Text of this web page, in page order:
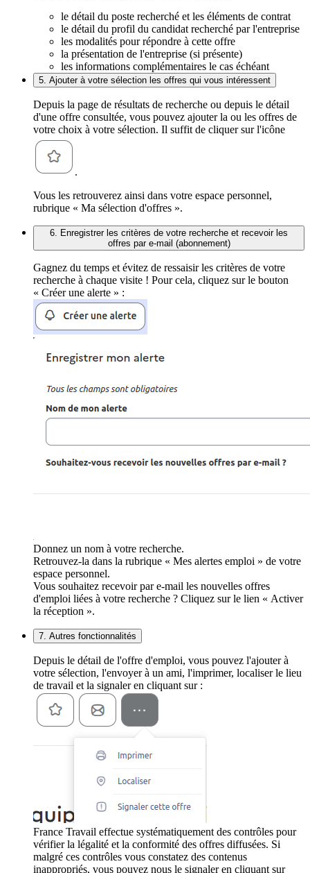
le détail du poste recherché et les éléments de contrat
le détail du profil du candidat recherché par l'entreprise
les modalités pour répondre à cette offre
la présentation de l'entreprise (si présente)
les informations complémentaires le cas échéant
5. Ajouter à votre sélection les offres qui vous intéressent
Depuis la page de résultats de recherche ou depuis le détail
d'une offre consultée, vous pouvez ajouter la ou les offres de
votre choix à votre sélection. Il suffit de cliquer sur l'icône
.
Vous les retrouverez ainsi dans votre espace personnel,
rubrique « Ma sélection d'offres ».
6. Enregistrer les critères de votre recherche et recevoir les
offres par e-mail (abonnement)
Gagnez du temps et évitez de ressaisir les critères de votre
recherche à chaque visite ! Pour cela, cliquez sur le bouton
« Créer une alerte » :
Donnez un nom à votre recherche.
Retrouvez-la dans la rubrique « Mes alertes emploi » de votre
espace personnel.
Vous souhaitez recevoir par e-mail les nouvelles offres
d'emploi liées à votre recherche ? Cliquez sur le lien « Activer
la réception ».
7. Autres fonctionnalités
Depuis le détail de l'offre d'emploi, vous pouvez l'ajouter à
votre sélection, l'envoyer à un ami, l'imprimer, localiser le lieu
de travail et la signaler en cliquant sur :
France Travail effectue systématiquement des contrôles pour
vérifier la légalité et la conformité des offres diffusées. Si
malgré ces contrôles vous constatez des contenus
inappropriés, vous pouvez nous le signaler en cliquant sur